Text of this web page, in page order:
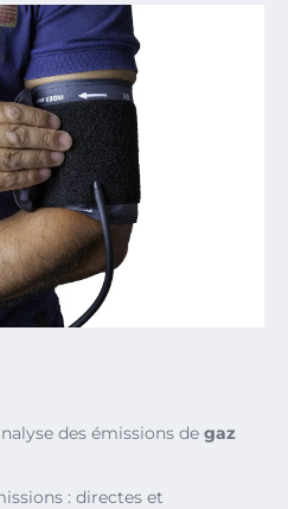
des émissions de gaz
: directes et